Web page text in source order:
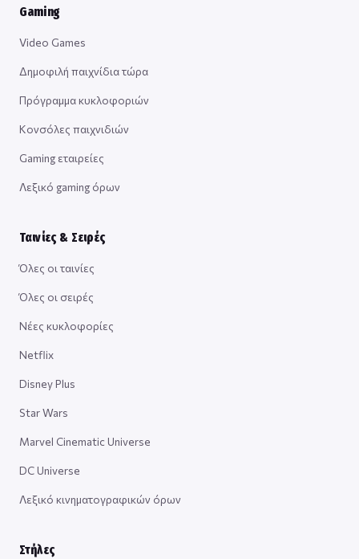
Gaming
Video Games
Δημοφιλή παιχνίδια τώρα
Πρόγραμμα κυκλοφοριών
Κονσόλες παιχνιδιών
Gaming εταιρείες
Λεξικό gaming όρων
Ταινίες & Σειρές
Όλες οι ταινίες
Όλες οι σειρές
Νέες κυκλοφορίες
Netflix
Disney Plus
Star Wars
Marvel Cinematic Universe
DC Universe
Λεξικό κινηματογραφικών όρων
Στήλες